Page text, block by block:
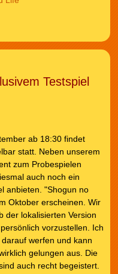
Testspiel
ab 18:30 findet
statt. Neben unserem
zum Probespielen
auch noch ein
anbieten. "Shogun no
Oktober erscheinen. Wir
der lokalisierten Version
vorzustellen. Ich
werfen und kann
gelungen aus. Die
auch recht begeistert.